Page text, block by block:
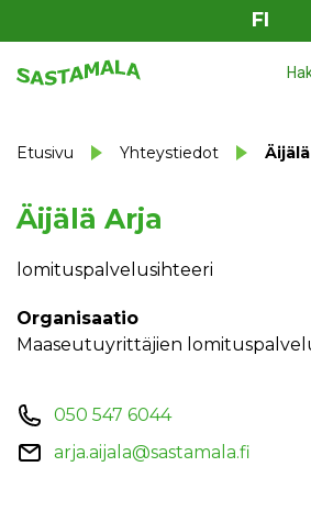
FI
Etusivu Yhteystiedot
Äijälä Arja
lomituspalvelusihteeri
Organisaatio
Maaseutuyrittäjien
050 547 6044
arja.aijala@sastamala.fi